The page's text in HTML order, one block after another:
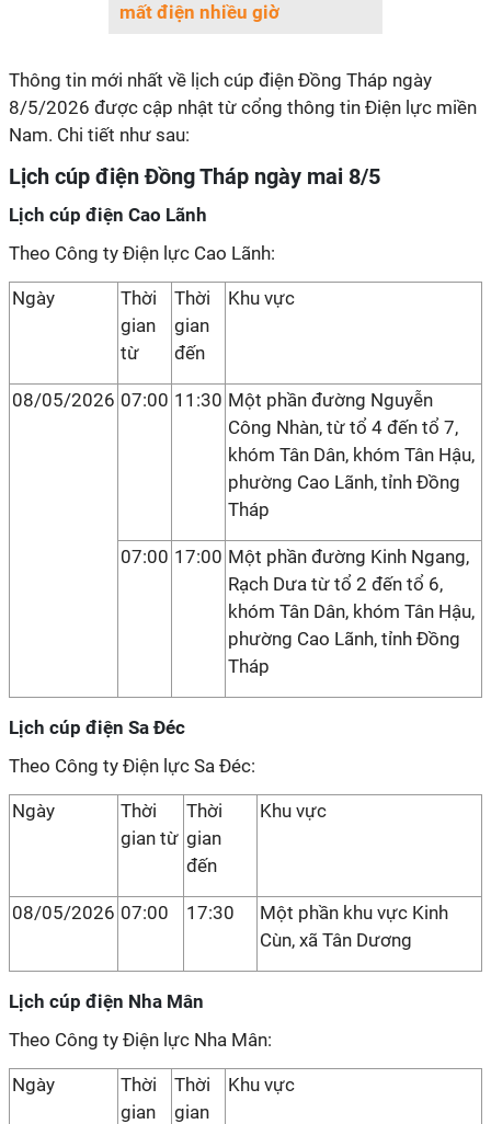
mất điện nhiều giờ
Thông tin mới nhất về lịch cúp điện Đồng Tháp ngày
8/5/2026 được cập nhật từ cổng thông tin Điện lực miền
Nam. Chi tiết như sau:
Lịch cúp điện Đồng Tháp ngày mai 8/5
Lịch cúp điện Cao Lãnh
Theo Công ty Điện lực Cao Lãnh:
Ngày
Thời
gian
từ
Thời
gian
đến
Khu vực
08/05/2026 07:00 11:30 Một phần đường Nguyễn
Công Nhàn, từ tổ 4 đến tổ 7,
khóm Tân Dân, khóm Tân Hậu,
phường Cao Lãnh, tỉnh Đồng
Tháp
07:00 17:00 Một phần đường Kinh Ngang,
Rạch Dưa từ tổ 2 đến tổ 6,
khóm Tân Dân, khóm Tân Hậu,
phường Cao Lãnh, tỉnh Đồng
Tháp
Lịch cúp điện Sa Đéc
Theo Công ty Điện lực Sa Đéc:
Ngày
Thời
gian từ
Thời
gian
đến
Khu vực
08/05/2026 07:00 17:30
Một phần khu vực Kinh
Cùn, xã Tân Dương
Lịch cúp điện Nha Mân
Theo Công ty Điện lực Nha Mân:
Ngày
Thời
gian
Thời
gian
Khu vực